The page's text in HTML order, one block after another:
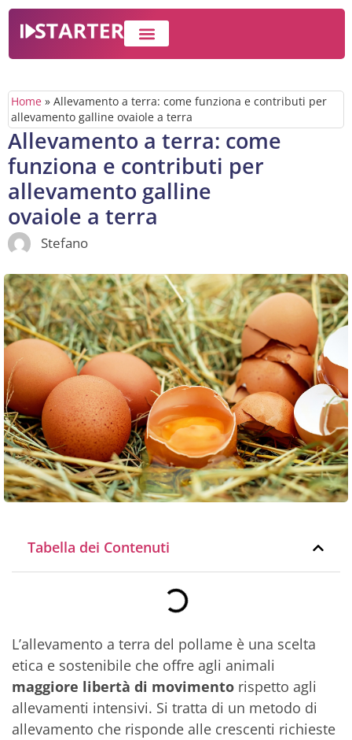
Home » Allevamento a terra: come funziona e contributi per
allevamento galline ovaiole a terra
Allevamento a terra: come
funziona e contributi per
allevamento galline
ovaiole a terra
Stefano
Tabella dei Contenuti
L’allevamento a terra del pollame è una scelta
etica e sostenibile che offre agli animali
maggiore libertà di movimento rispetto agli
allevamenti intensivi. Si tratta di un metodo di
allevamento che risponde alle crescenti richieste